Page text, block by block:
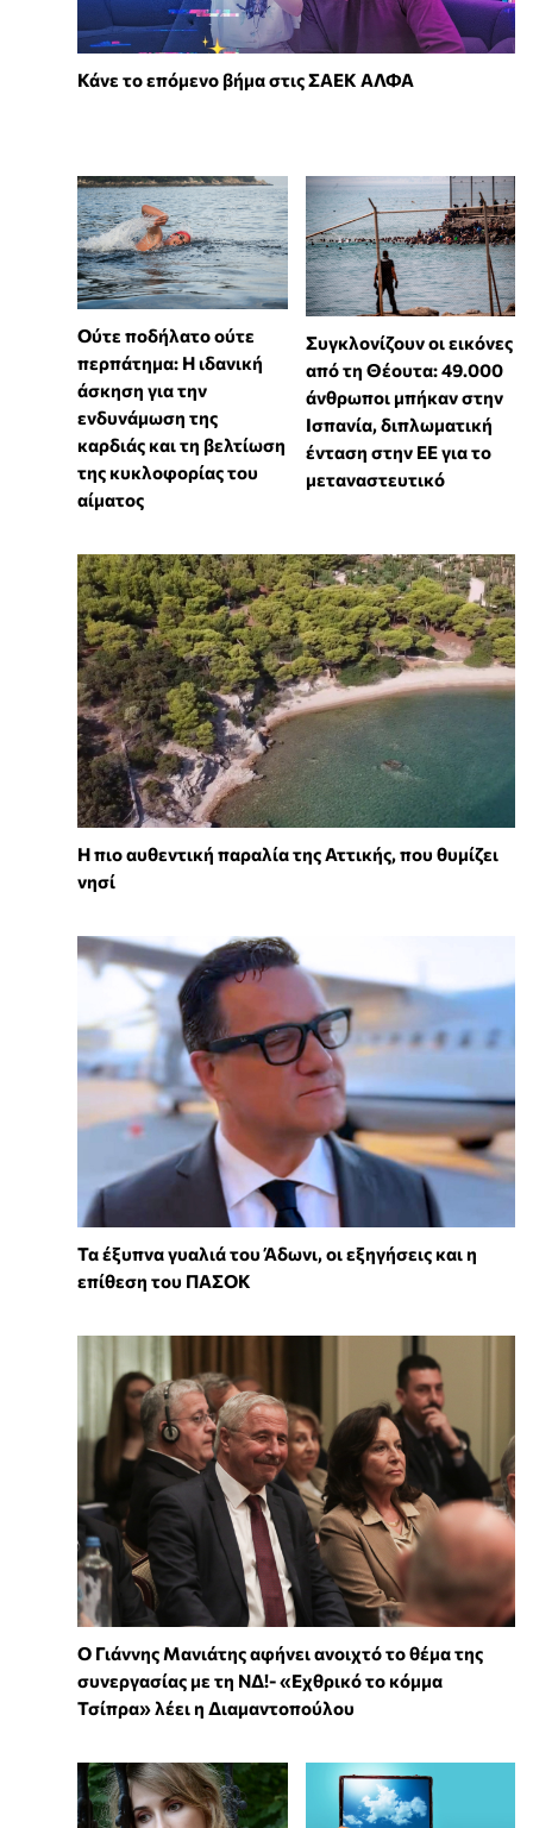
Κάνε το επόμενο βήμα στις ΣΑΕΚ ΑΛΦΑ
Ούτε ποδήλατο ούτε
περπάτημα: Η ιδανική
άσκηση για την
ενδυνάμωση της
καρδιάς και τη βελτίωση
της κυκλοφορίας του
αίματος
Συγκλονίζουν οι εικόνες
από τη Θέουτα: 49.000
άνθρωποι μπήκαν στην
Ισπανία, διπλωματική
ένταση στην ΕΕ για το
μεταναστευτικό
Η πιο αυθεντική παραλία της Αττικής, που θυμίζει
νησί
Τα έξυπνα γυαλιά του Άδωνι, οι εξηγήσεις και η
επίθεση του ΠΑΣΟΚ
Ο Γιάννης Μανιάτης αφήνει ανοιχτό το θέμα της
συνεργασίας με τη ΝΔ!- «Εχθρικό το κόμμα
Τσίπρα» λέει η Διαμαντοπούλου